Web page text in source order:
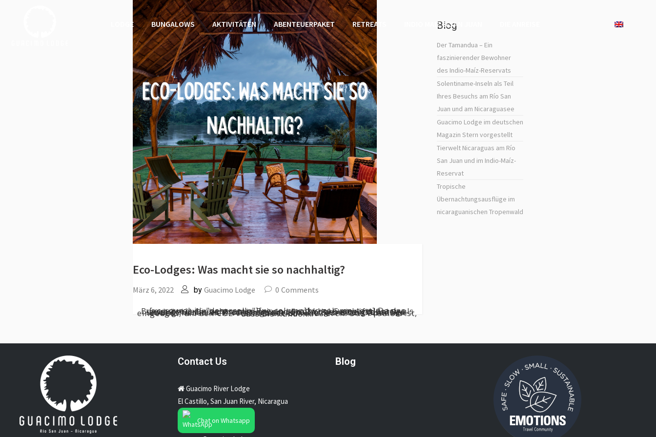
LODGE BUNGALOWS AKTIVITÄTEN ABENTEUERPAKET RETREATS INDIO MAIZ & SAN JUAN
Eco-Lodges: Was macht sie so nachhaltig?
März 6, 2022 by Guacimo Lodge 0 Comments
[vc_row el_id="desarrollo"][vc_column][vc_column_text] Da das Bewusstsein für achtsames Reisen sowohl bei Geschäftsleuten als auch bei Urlaubern zunimmt, sind Eco-Lodges eine großartige Lösung für dieses Problem geworden. Die Betreiber dieser Eco-Lodges haben viele verschiedene umweltfreundliche Optionen eingebaut, um den CO2-Fußabdruck zu reduzieren. Das Problem ist, dass die Kunden...
Blog
Der Tamandua – Ein
faszinierender Bewohner
des Indio-Maíz-Reservats
Solentiname-Inseln als Teil
Ihres Besuchs am Río San
Juan und am Nicaraguasee
Guacimo Lodge im deutschen
Magazin Stern vorgestellt
Tierwelt Nicaraguas am Río
San Juan und im Indio-Maíz-
Reservat
Tropische
Übernachtungsausflüge im
nicaraguanischen Tropenwald
Contact Us
Guacimo River Lodge
El Castillo, San Juan River, Nicaragua
Chat on Whatsapp
Blog